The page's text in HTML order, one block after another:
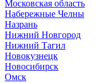
Московская область
Набережные Челны
Назрань
Нижний Новгород
Нижний Тагил
Новокузнецк
Новосибирск
Омск